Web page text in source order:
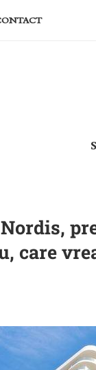
care